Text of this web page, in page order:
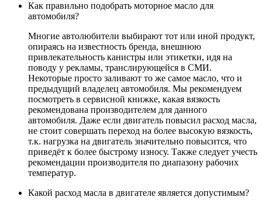
Как правильно подобрать моторное масло для
автомобиля?
Многие автолюбители выбирают тот или иной продукт,
опираясь на известность бренда, внешнюю
привлекательность канистры или этикетки, идя на
поводу у рекламы, транслирующейся в СМИ.
Некоторые просто заливают то же самое масло, что и
предыдущий владелец автомобиля. Мы рекомендуем
посмотреть в сервисной книжке, какая вязкость
рекомендована производителем для данного
автомобиля. Даже если двигатель повысил расход масла,
не стоит совершать переход на более высокую вязкость,
т.к. нагрузка на двигатель значительно повысится, что
приведёт к более быстрому износу. Также следует учесть
рекомендации производителя по диапазону рабочих
температур.
Какой расход масла в двигателе является допустимым?